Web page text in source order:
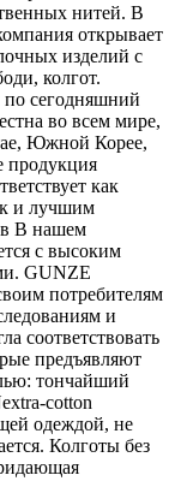
нитей. В
открывает
изделий с
колгот.
по сегодняшний
во всем мире,
Южной Корее,
продукция
как
и лучшим
В нашем
с высоким
GUNZE
потребителям
и
соответствовать
предъявляют
тончайший
cotton
одеждой, не
Колготы без